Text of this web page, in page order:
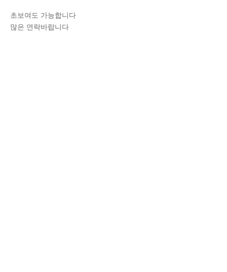
초보여도 가능합니다
많은 연락바랍니다